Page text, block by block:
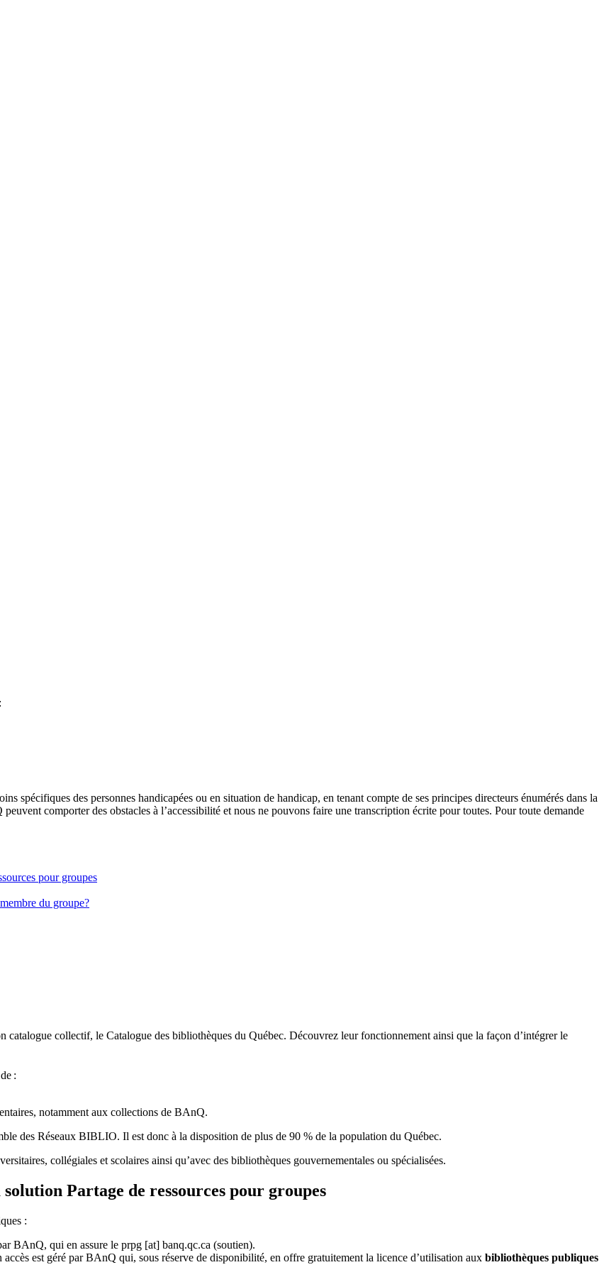
spécifiques des personnes handicapées ou en situation de handicap, en tenant compte de ses principes directeurs énumérés dans la
comporter des obstacles à l’accessibilité et nous ne pouvons faire une transcription écrite pour toutes. Pour toute demande
pour groupes
du groupe?
collectif, le Catalogue des bibliothèques du Québec. Découvrez leur fonctionnement ainsi que la façon d’intégrer le
:
notamment aux collections de BAnQ.
des Réseaux BIBLIO. Il est donc à la disposition de plus de 90 % de la population du Québec.
collégiales et scolaires ainsi qu’avec des bibliothèques gouvernementales ou spécialisées.
Partage de ressources pour groupes
:
BAnQ, qui en assure le prpg [at] banq.qc.ca (soutien).
est géré par BAnQ qui, sous réserve de disponibilité, en offre gratuitement la licence d’utilisation aux bibliothèques publiques